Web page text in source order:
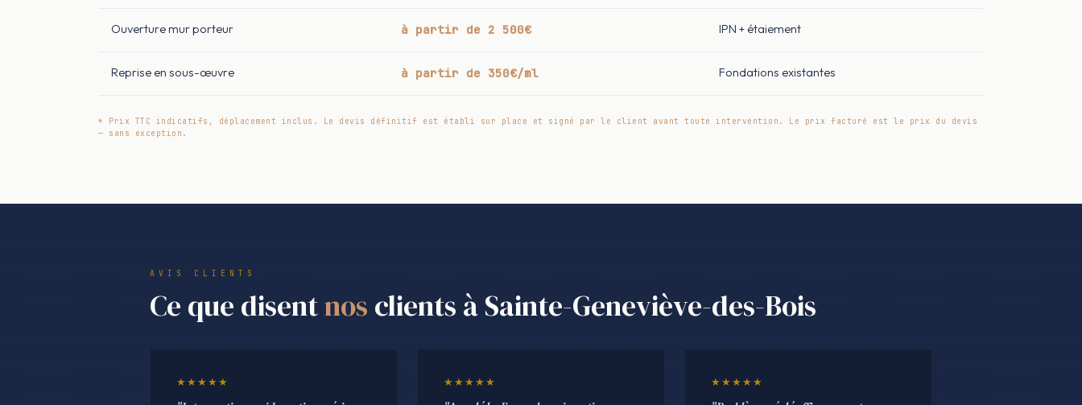
Ouverture mur porteur à partir de 2 500€ IPN + étaiement
Reprise en sous-œuvre à partir de 350€/ml Fondations existantes
* Prix TTC indicatifs, déplacement inclus. Le devis définitif est établi sur place et signé par le client avant toute intervention. Le prix facturé est le prix du devis
— sans exception.
AVIS CLIENTS
Ce que disentnos clients à Sainte-Geneviève-des-Bois
★★★★★ ★★★★★ ★★★★★